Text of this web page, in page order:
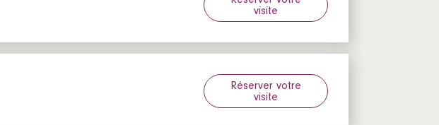
visite
Réserver votre
visite